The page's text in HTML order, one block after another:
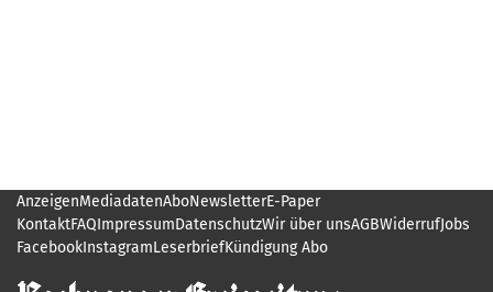
AnzeigenMediadatenAboNewsletterE-Paper
KontaktFAQImpressumDatenschutzWir über unsAGBWiderrufJobs
FacebookInstagramLeserbriefKündigung Abo